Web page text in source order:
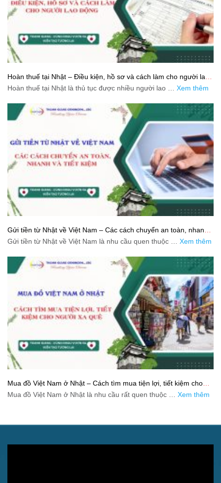
Hoàn thuế tại Nhật – Điều kiện, hồ sơ và cách làm cho người lao
động
Hoàn thuế tại Nhật là thủ tục được nhiều người lao … Xem thêm
Gửi tiền từ Nhật về Việt Nam – Các cách chuyển an toàn, nhanh
và tiết kiệm
Gửi tiền từ Nhật về Việt Nam là nhu cầu quen thuộc … Xem thêm
Mua đồ Việt Nam ở Nhật – Cách tìm mua tiện lợi, tiết kiệm cho
người xa quê
Mua đồ Việt Nam ở Nhật là nhu cầu rất quen thuộc … Xem thêm